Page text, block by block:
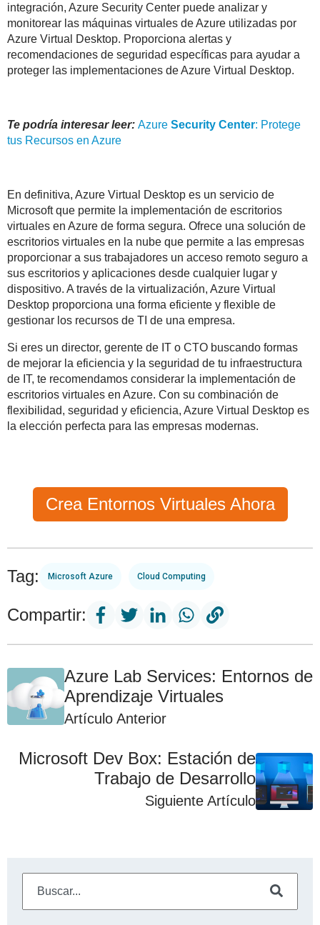
integración, Azure Security Center puede analizar y
monitorear las máquinas virtuales de Azure utilizadas por
Azure Virtual Desktop. Proporciona alertas y
recomendaciones de seguridad específicas para ayudar a
proteger las implementaciones de Azure Virtual Desktop.
Te podría interesar leer: Azure Security Center: Protege
tus Recursos en Azure
En definitiva, Azure Virtual Desktop es un servicio de
Microsoft que permite la implementación de escritorios
virtuales en Azure de forma segura. Ofrece una solución de
escritorios virtuales en la nube que permite a las empresas
proporcionar a sus trabajadores un acceso remoto seguro a
sus escritorios y aplicaciones desde cualquier lugar y
dispositivo. A través de la virtualización, Azure Virtual
Desktop proporciona una forma eficiente y flexible de
gestionar los recursos de TI de una empresa.
Si eres un director, gerente de IT o CTO buscando formas
de mejorar la eficiencia y la seguridad de tu infraestructura
de IT, te recomendamos considerar la implementación de
escritorios virtuales en Azure. Con su combinación de
flexibilidad, seguridad y eficiencia, Azure Virtual Desktop es
la elección perfecta para las empresas modernas.
Crea Entornos Virtuales Ahora
Tag: Microsoft Azure Cloud Computing
Compartir:
Azure Lab Services: Entornos de
Aprendizaje Virtuales
Artículo Anterior
Microsoft Dev Box: Estación de
Trabajo de Desarrollo
Siguiente Artículo